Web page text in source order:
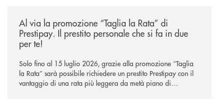
Al via la promozione “Taglia la Rata” di
Prestipay. Il prestito personale che si fa in due
per te!
Solo fino al 15 luglio 2026, grazie alla promozione “Taglia
la Rata” sarà possibile richiedere un prestito Prestipay con il
vantaggio di una rata più leggera da metà piano di